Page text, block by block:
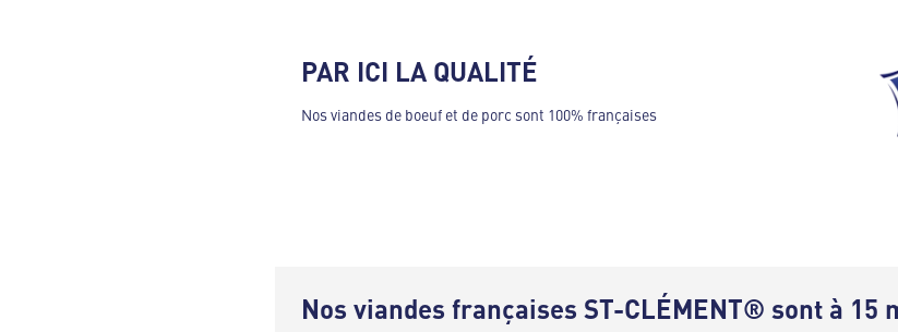
PAR ICI LA QUALITÉ
Nos viandes de boeuf et de porc sont 100% françaises
Nos viandes françaises ST-CLÉMENT® sont à 15